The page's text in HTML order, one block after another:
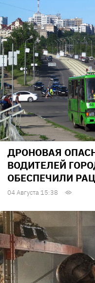
ДРОНОВАЯ
ВОДИТЕЛЕЙ
ОБЕСПЕЧИЛИ
04 Августа 15:38